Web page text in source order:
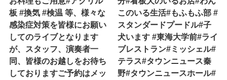
板 #換気 #検温 等、様々な
感染症対策を皆様にお願い
してのライブとなります
が、スタッフ、演奏者一
同、皆様のお越しをお待ち
しておりますご予約はメッ
このいる生活#もふもふ部 #
スタンダードプードル#子
犬います #東海大学前#ライ
ブレストラン#ミッシェル#
テラス#タウンニュース秦
野#タウンニュースホール#